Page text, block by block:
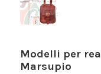
Modelli per
Marsupio